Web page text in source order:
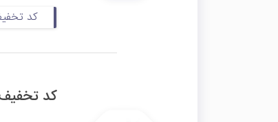
کد
کد تخفیف 10 درصدی بیمه